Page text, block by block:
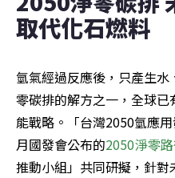
取代化石燃料
氫氣經過反應後，只產生
零碳排的解方之一，全球
能戰略。「台灣2050氫應
月國發會公布的2050淨零
推動小組」共同研擬，針